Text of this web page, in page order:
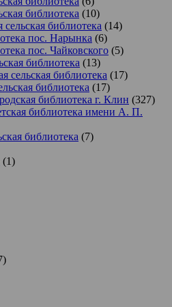
библиотека (10)
библиотека (14)
пос. Нарынка (6)
пос. Чайковского (5)
библиотека (13)
сельская библиотека (17)
библиотека (17)
библиотека г. Клин (327)
библиотека имени А. П.
библиотека (7)
(1)